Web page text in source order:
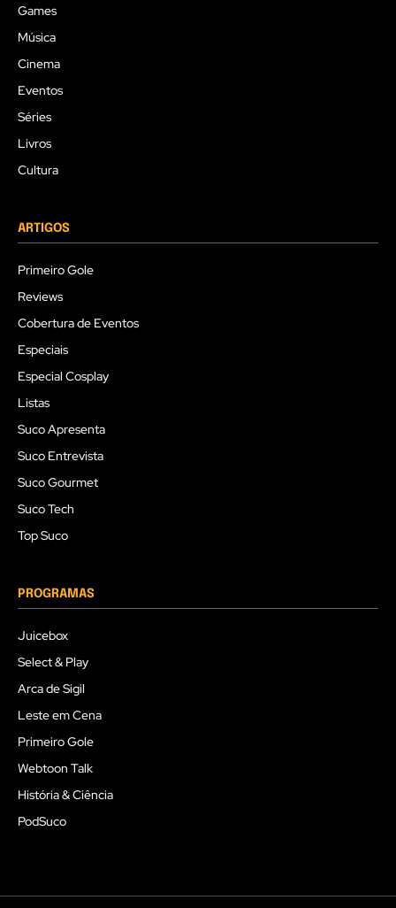
Games
Música
Cinema
Eventos
Séries
Livros
Cultura
ARTIGOS
Primeiro Gole
Reviews
Cobertura de Eventos
Especiais
Especial Cosplay
Listas
Suco Apresenta
Suco Entrevista
Suco Gourmet
Suco Tech
Top Suco
PROGRAMAS
Juicebox
Select & Play
Arca de Sigil
Leste em Cena
Primeiro Gole
Webtoon Talk
História & Ciência
PodSuco